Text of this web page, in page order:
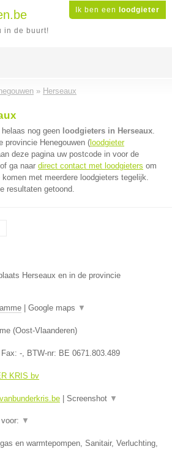
Ik ben een loodgieter
in de buurt!
» Herseaux
nog geen loodgieters in Herseaux.
provincie Henegouwen ( loodgieter
deze pagina uw postcode in voor de
ga naar direct contact met loodgieters om
met meerdere loodgieters tegelijk.
resultaten getoond.
Herseaux en in de provincie
Google maps ▼
(Oost-Vlaanderen)
-, BTW-nr: BE 0671.803.489
KRIS bv
Screenshot ▼
▼
en warmtepompen, Sanitair, Verluchting,